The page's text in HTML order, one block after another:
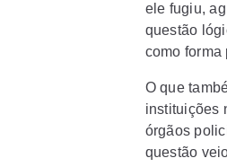
ele fugiu,
questão
como forma
O que
instituições
órgãos
questão